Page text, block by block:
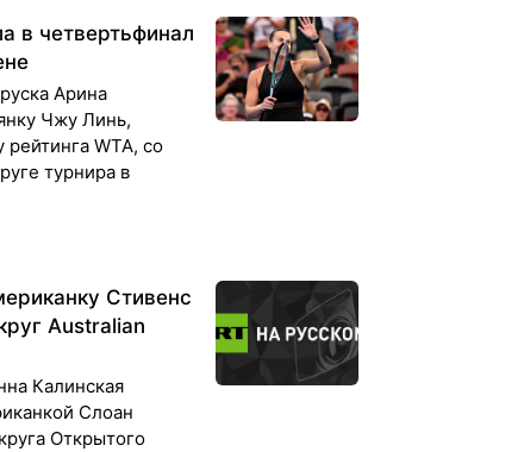
в четвертьфинал
Арина
Чжу Линь,
WTA, со
турнира в
Стивенс
Australian
Калинская
Слоан
Открытого